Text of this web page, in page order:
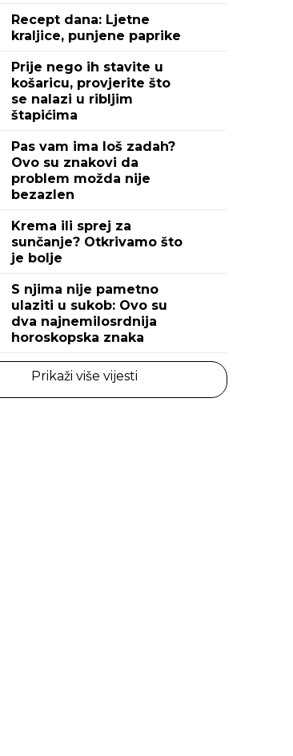
Recept dana: Ljetne
kraljice, punjene paprike
Prije nego ih stavite u
košaricu, provjerite što
se nalazi u ribljim
štapićima
Pas vam ima loš zadah?
Ovo su znakovi da
problem možda nije
bezazlen
Krema ili sprej za
sunčanje? Otkrivamo što
je bolje
S njima nije pametno
ulaziti u sukob: Ovo su
dva najnemilosrdnija
horoskopska znaka
Prikaži više vijesti